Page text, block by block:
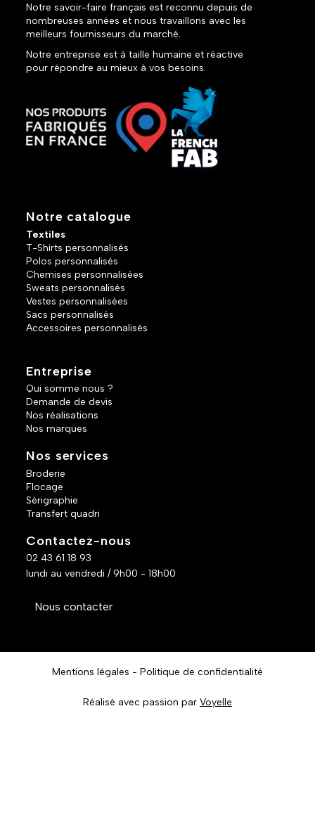
Notre savoir-faire français est reconnu depuis de
nombreuses années et nous travaillons avec les
meilleurs fournisseurs du marché.
Notre entreprise est à taille humaine et réactive
pour répondre au mieux à vos besoins.
Notre catalogue
Textiles
T-Shirts personnalisés
Polos personnalisés
Chemises personnalisées
Sweats personnalisés
Vestes personnalisées
Sacs personnalisés
Accessoires personnalisés
Entreprise
Qui somme nous ?
Demande de devis
Nos réalisations
Nos marques
Nos services
Broderie
Flocage
Sérigraphie
Transfert quadri
Contactez-nous
02 43 61 18 93
lundi au vendredi / 9h00 - 18h00
Nous contacter
Mentions légales Politique de confidentialité
Réalisé avec passion par Voyelle